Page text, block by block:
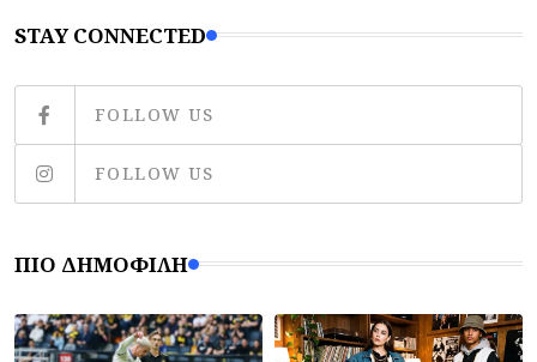
STAY CONNECTED
FOLLOW US
FOLLOW US
ΠΙΟ ΔΗΜΟΦΙΛΉ